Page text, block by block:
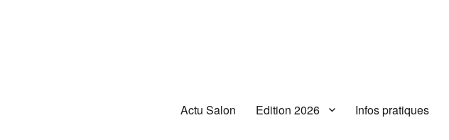
Actu Salon Edition 2026 Infos pratiques